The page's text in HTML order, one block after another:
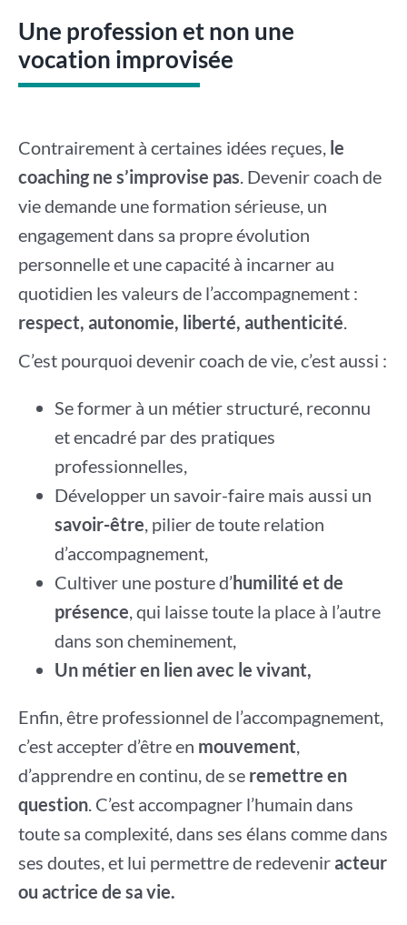
Une profession et non une
vocation improvisée
Contrairement à certaines idées reçues, le
coaching ne s’improvise pas. Devenir coach de
vie demande une formation sérieuse, un
engagement dans sa propre évolution
personnelle et une capacité à incarner au
quotidien les valeurs de l’accompagnement :
respect, autonomie, liberté, authenticité.
C’est pourquoi devenir coach de vie, c’est aussi :
Se former à un métier structuré, reconnu
et encadré par des pratiques
professionnelles,
Développer un savoir-faire mais aussi un
savoir-être, pilier de toute relation
d’accompagnement,
Cultiver une posture d’humilité et de
présence, qui laisse toute la place à l’autre
dans son cheminement,
Un métier en lien avec le vivant,
Enfin, être professionnel de l’accompagnement,
c’est accepter d’être en mouvement,
d’apprendre en continu, de se remettre en
question. C’est accompagner l’humain dans
toute sa complexité, dans ses élans comme dans
ses doutes, et lui permettre de redeveniracteur
ou actrice de sa vie.